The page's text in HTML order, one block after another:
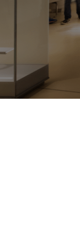
musée
économiques du
l'histoire de l'IMA